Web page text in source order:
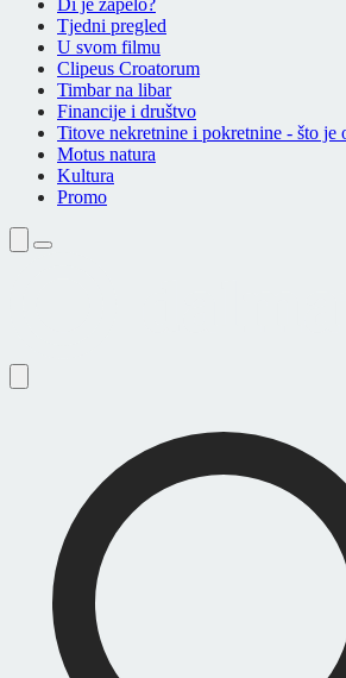
Di je zapelo?
Tjedni pregled
U svom filmu
Clipeus Croatorum
Timbar na libar
Financije i društvo
Titove nekretnine i pokretnine - što je
Motus natura
Kultura
Promo